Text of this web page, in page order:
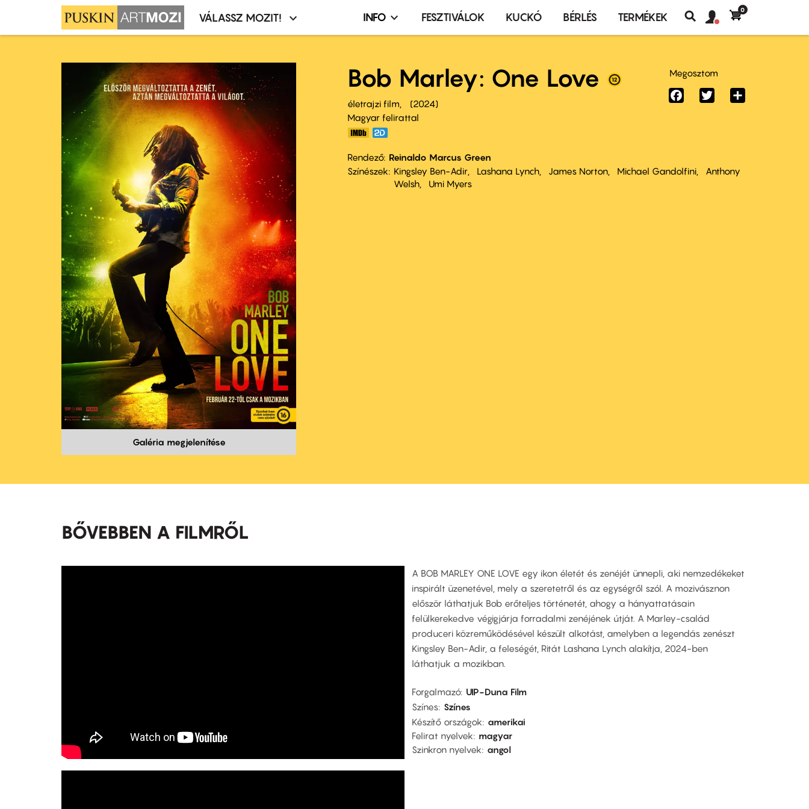
Moziválasztó
VÁLASSZ MOZIT!
Infó,
terembérlés
menü
INFO FESZTIVÁLOK KUCKÓ BÉRLÉS TERMÉKEK
Keresés
fiók
Felhasználói
0
Galéria megjelenítése
Bob Marley: One Love
életrajzi film
2024
Magyar felirattal
Rendező Reinaldo Marcus Green
Színészek
Kingsley Ben-Adir Lashana Lynch James Norton Michael Gandolfini
Anthony
Welsh
Umi Myers
Megosztom
FacebookTwitter
BŐVEBBEN A FILMRŐL
A BOB MARLEY ONE LOVE egy ikon életét és zenéjét ünnepli, aki nemzedékeket
inspirált üzenetével, mely a szeretetről és az egységről szól. A mozivásznon
először láthatjuk Bob erőteljes történetét, ahogy a hányattatásain
felülkerekedve végigjárja forradalmi zenéjének útját. A Marley-család
produceri közreműködésével készült alkotást, amelyben a legendás zenészt
Kingsley Ben-Adir, a feleségét, Ritát Lashana Lynch alakítja, 2024-ben
láthatjuk a mozikban.
Forgalmazó UIP-Duna Film
Színes Színes
Készítő országok
amerikai
Felirat nyelvek
magyar
Szinkron nyelvek
angol